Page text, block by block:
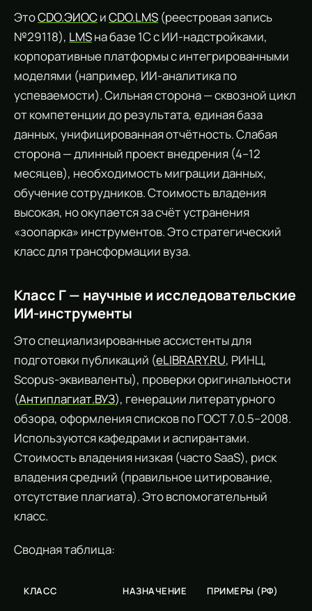
ЭтоCDO.ЭИОСиCDO.LMS (реестровая запись
№29118), LMSна базе 1С с ИИ-надстройками,
корпоративные платформы с интегрированными
моделями (например, ИИ-аналитика по
успеваемости). Сильная сторона — сквозной цикл
от компетенции до результата, единая база
данных, унифицированная отчётность. Слабая
сторона — длинный проект внедрения (4–12
месяцев), необходимость миграции данных,
обучение сотрудников. Стоимость владения
высокая, но окупается за счёт устранения
«зоопарка» инструментов. Это стратегический
класс для трансформации вуза.
Класс Г — научные и исследовательские
ИИ-инструменты
Это специализированные ассистенты для
подготовки публикаций (eLIBRARY.RU, РИНЦ,
Scopus-эквиваленты), проверки оригинальности
(Антиплагиат.ВУЗ), генерации литературного
обзора, оформления списков по ГОСТ 7.0.5–2008.
Используются кафедрами и аспирантами.
Стоимость владения низкая (часто SaaS), риск
владения средний (правильное цитирование,
отсутствие плагиата). Это вспомогательный
класс.
Сводная таблица:
КЛАСС НАЗНАЧЕНИЕ ПРИМЕРЫ (РФ)